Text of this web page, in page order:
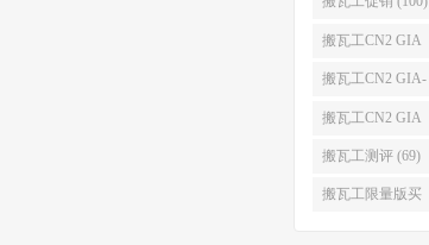
搬瓦工CN2 GIA
便宜方案 (92)
搬瓦工CN2 GIA-
E限量版 (84)
搬瓦工CN2 GIA
优惠 (82)
搬瓦工测评 (69)
搬瓦工限量版买